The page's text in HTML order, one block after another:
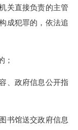
关直接负责的主管
成犯罪的，依法追
；
、政府信息公开指
馆送交政府信息